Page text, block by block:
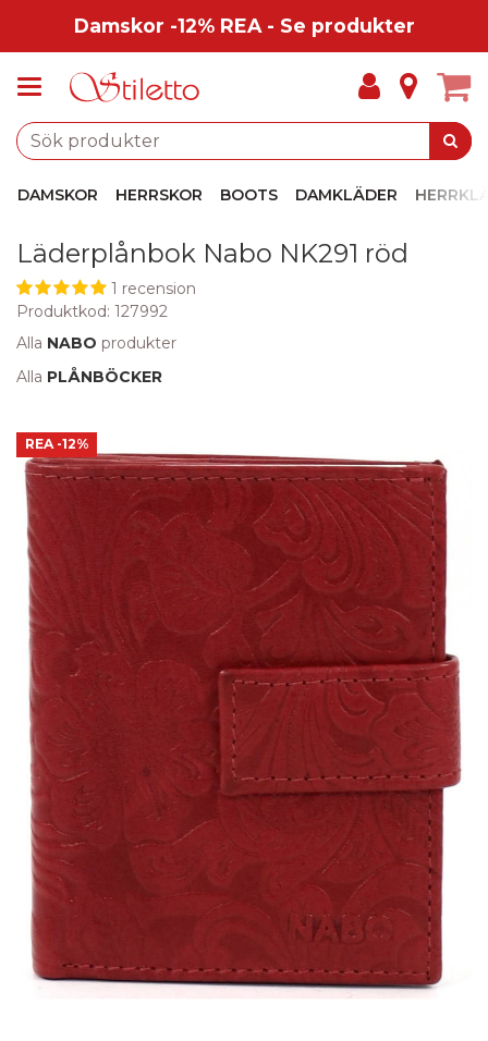
Damskor -12% REA - Se produkter
DAMSKOR HERRSKOR BOOTS DAMKLÄDER
Läderplånbok Nabo NK291 röd
1 recension
Produktkod: 127992
Alla NABO produkter
Alla PLÅNBÖCKER
REA -12%